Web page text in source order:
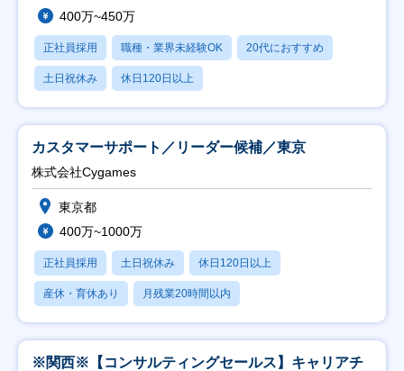
400万~450万
正社員採用 職種・業界未経験OK 20代におすすめ
土日祝休み 休日120日以上
カスタマーサポート／リーダー候補／東京
株式会社Cygames
東京都
400万~1000万
正社員採用 土日祝休み 休日120日以上
産休・育休あり 月残業20時間以内
※関西※【コンサルティングセールス】キャリアチ